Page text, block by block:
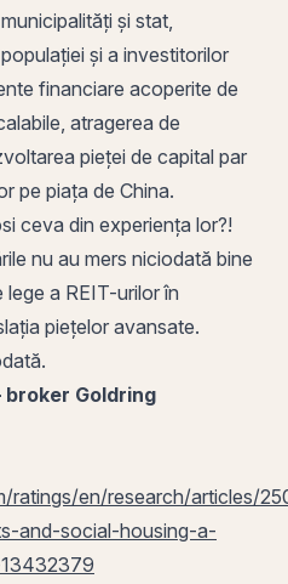
și stat,
și a investitorilor
financiare acoperite de
atragerea de
pieței de capital par
pe piața de China.
ceva din experiența lor?!
nu au mers niciodată bine
a REIT-urilor în
piețelor avansate.
broker Goldring
ratings/en/research/articles/
and-social-housing-a-